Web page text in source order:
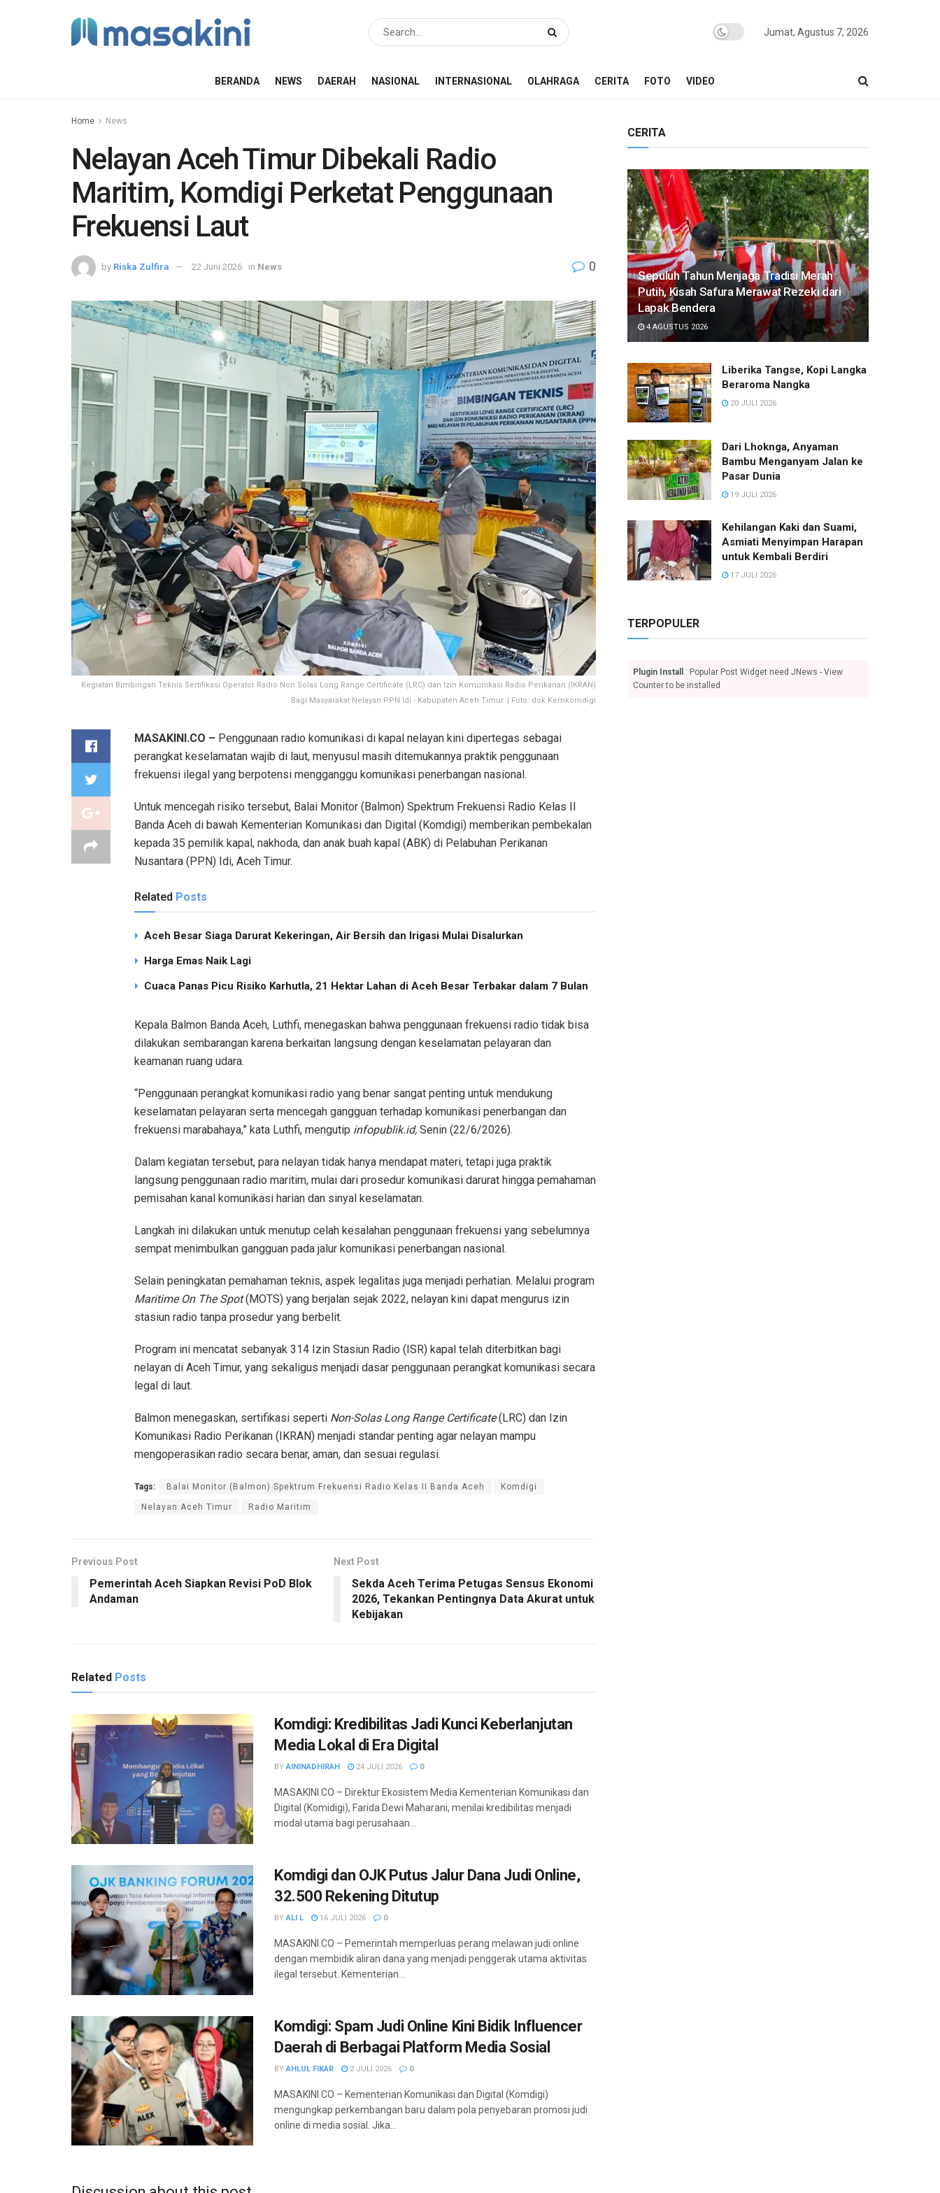
Jumat, Agustus 7, 2026
BERANDA NEWS DAERAH NASIONAL INTERNASIONAL OLAHRAGA CERITA FOTO VIDEO
Home News
Nelayan Aceh Timur Dibekali Radio
Maritim, Komdigi Perketat Penggunaan
Frekuensi Laut
by Riska Zulfira 22 Juni 2026 in News 0
Kegiatan Bimbingan Teknis Sertifikasi Operator Radio Non Solas Long Range Certificate (LRC) dan Izin Komunikasi Radio Perikanan (IKRAN)
Bagi Masyarakat Nelayan PPN Idi - Kabupaten Aceh Timur. | Foto: dok Kemkomdigi
MASAKINI.CO – Penggunaan radio komunikasi di kapal nelayan kini dipertegas sebagai
perangkat keselamatan wajib di laut, menyusul masih ditemukannya praktik penggunaan
frekuensi ilegal yang berpotensi mengganggu komunikasi penerbangan nasional.
Untuk mencegah risiko tersebut, Balai Monitor (Balmon) Spektrum Frekuensi Radio Kelas II
Banda Aceh di bawah Kementerian Komunikasi dan Digital (Komdigi) memberikan pembekalan
kepada 35 pemilik kapal, nakhoda, dan anak buah kapal (ABK) di Pelabuhan Perikanan
Nusantara (PPN) Idi, Aceh Timur.
Related Posts
Aceh Besar Siaga Darurat Kekeringan, Air Bersih dan Irigasi Mulai Disalurkan
Harga Emas Naik Lagi
Cuaca Panas Picu Risiko Karhutla, 21 Hektar Lahan di Aceh Besar Terbakar dalam 7 Bulan
Kepala Balmon Banda Aceh, Luthfi, menegaskan bahwa penggunaan frekuensi radio tidak bisa
dilakukan sembarangan karena berkaitan langsung dengan keselamatan pelayaran dan
keamanan ruang udara.
“Penggunaan perangkat komunikasi radio yang benar sangat penting untuk mendukung
keselamatan pelayaran serta mencegah gangguan terhadap komunikasi penerbangan dan
frekuensi marabahaya,” kata Luthfi, mengutip infopublik.id, Senin (22/6/2026).
Dalam kegiatan tersebut, para nelayan tidak hanya mendapat materi, tetapi juga praktik
langsung penggunaan radio maritim, mulai dari prosedur komunikasi darurat hingga pemahaman
pemisahan kanal komunikasi harian dan sinyal keselamatan.
Langkah ini dilakukan untuk menutup celah kesalahan penggunaan frekuensi yang sebelumnya
sempat menimbulkan gangguan pada jalur komunikasi penerbangan nasional.
Selain peningkatan pemahaman teknis, aspek legalitas juga menjadi perhatian. Melalui program
Maritime On The Spot(MOTS) yang berjalan sejak 2022, nelayan kini dapat mengurus izin
stasiun radio tanpa prosedur yang berbelit.
Program ini mencatat sebanyak 314 Izin Stasiun Radio (ISR) kapal telah diterbitkan bagi
nelayan di Aceh Timur, yang sekaligus menjadi dasar penggunaan perangkat komunikasi secara
legal di laut.
Balmon menegaskan, sertifikasi seperti Non-Solas Long Range Certificate(LRC) dan Izin
Komunikasi Radio Perikanan (IKRAN) menjadi standar penting agar nelayan mampu
mengoperasikan radio secara benar, aman, dan sesuai regulasi.
Tags: Balai Monitor (Balmon) Spektrum Frekuensi Radio Kelas II Banda Aceh Komdigi
Nelayan Aceh Timur Radio Maritim
Previous Post
Pemerintah Aceh Siapkan Revisi PoD Blok
Andaman
Next Post
Sekda Aceh Terima Petugas Sensus Ekonomi
2026, Tekankan Pentingnya Data Akurat untuk
Kebijakan
Related Posts
Komdigi: Kredibilitas Jadi Kunci Keberlanjutan
Media Lokal di Era Digital
BY AININADHIRAH 24 JULI 2026 0
MASAKINI.CO – Direktur Ekosistem Media Kementerian Komunikasi dan
Digital (Komidigi), Farida Dewi Maharani, menilai kredibilitas menjadi
modal utama bagi perusahaan...
Komdigi dan OJK Putus Jalur Dana Judi Online,
32.500 Rekening Ditutup
BY ALI L 16 JULI 2026 0
MASAKINI.CO – Pemerintah memperluas perang melawan judi online
dengan membidik aliran dana yang menjadi penggerak utama aktivitas
ilegal tersebut. Kementerian...
Komdigi: Spam Judi Online Kini Bidik Influencer
Daerah di Berbagai Platform Media Sosial
BY AHLUL FIKAR 2 JULI 2026 0
MASAKINI.CO – Kementerian Komunikasi dan Digital (Komdigi)
mengungkap perkembangan baru dalam pola penyebaran promosi judi
online di media sosial. Jika...
CERITA
Sepuluh Tahun Menjaga Tradisi Merah
Putih, Kisah Safura Merawat Rezeki dari
Lapak Bendera
4 AGUSTUS 2026
Liberika Tangse, Kopi Langka
Beraroma Nangka
20 JULI 2026
Dari Lhoknga, Anyaman
Bambu Menganyam Jalan ke
Pasar Dunia
19 JULI 2026
Kehilangan Kaki dan Suami,
Asmiati Menyimpan Harapan
untuk Kembali Berdiri
17 JULI 2026
TERPOPULER
Plugin Install
: Popular Post Widget need JNews - View
Counter to be installed